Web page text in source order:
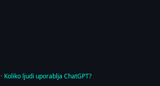
· Koliko ljudi uporablja ChatGPT?